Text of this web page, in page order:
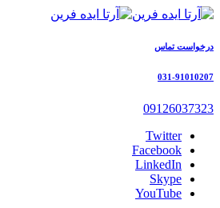
درخواست تماس
031-91010207
09126037323
Twitter
Facebook
LinkedIn
Skype
YouTube